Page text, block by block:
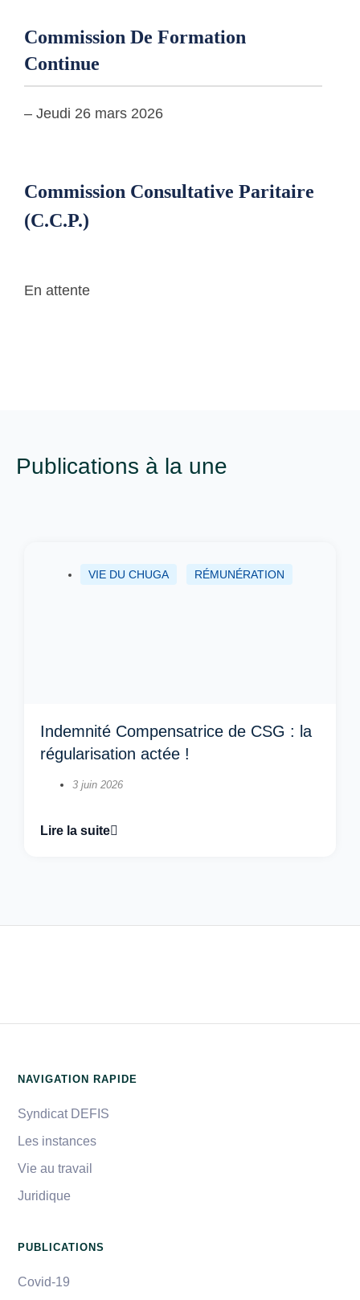
Commission De Formation
Continue
– Jeudi 26 mars 2026
Commission Consultative Paritaire
(C.C.P.)
En attente
Publications à la une
VIE DU CHUGA RÉMUNÉRATION
Indemnité Compensatrice de CSG : la
régularisation actée !
3 juin 2026
Lire la suite
NAVIGATION RAPIDE
Syndicat DEFIS
Les instances
Vie au travail
Juridique
PUBLICATIONS
Covid-19